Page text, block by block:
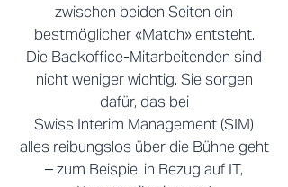
zwischen beiden Seiten ein
bestmöglicher «Match» entsteht.
Die Backoffice-Mitarbeitenden sind
nicht weniger wichtig. Sie sorgen
dafür, das bei
Swiss Interim Management (SIM)
alles reibungslos über die Bühne geht
– zum Beispiel in Bezug auf IT,